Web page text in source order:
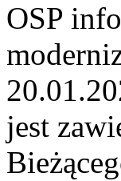
OSP
jest